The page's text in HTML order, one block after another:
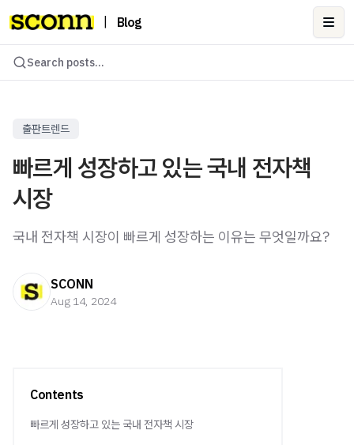
Blog
Search posts...
출판트렌드
빠르게 성장하고 있는 국내 전자책
시장
국내 전자책 시장이 빠르게 성장하는 이유는 무엇일까요?
SCONN
Aug 14, 2024
Contents
빠르게 성장하고 있는 국내 전자책 시장